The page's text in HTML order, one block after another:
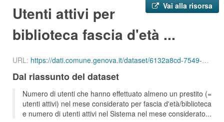
Vai alla risorsa
Utenti attivi per
biblioteca fascia d'età ...
URL: https://dati.comune.genova.it/dataset/6132a8cd-7549-4c9d-8613-d075f5f547d2/resource/90d67b85-d77e-49c6-bee0-f2c6ede008b5/download/ute_attivi_fet_25_34_bib_sbu_01_202005.json
Dal riassunto del dataset
Numero di utenti che hanno effettuato almeno un prestito (=
utenti attivi) nel mese considerato per fascia d'età/biblioteca
e numero di utenti attivi nel Sistema nel mese considerato...